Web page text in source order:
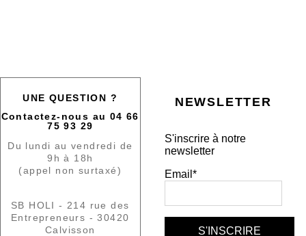
UNE QUESTION ?
Contactez-nous au 04 66
75 93 29
Du lundi au vendredi de
9h à 18h
(appel non surtaxé)
SB HOLI - 214 rue des
Entrepreneurs - 30420
Calvisson
NEWSLETTER
S'inscrire à notre
newsletter
Email*